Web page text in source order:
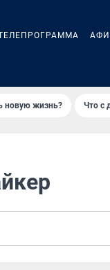
новую жизнь? Что с